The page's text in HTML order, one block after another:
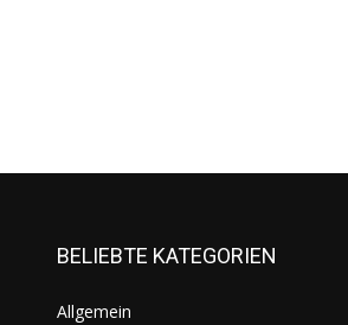
BELIEBTE KATEGORIEN
Allgemein